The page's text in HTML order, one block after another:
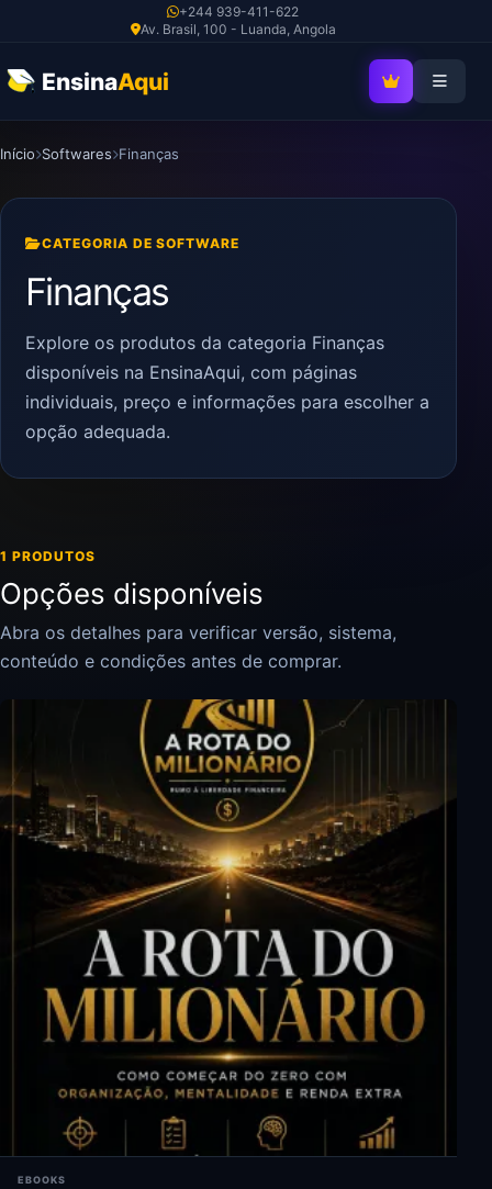
+244 939-411-622
Av. Brasil, 100 - Luanda, Angola
EnsinaAqui SEJA MEMBRO
o
conteúdo
Início Softwares Finanças
CATEGORIA DE SOFTWARE
Finanças
Explore os produtos da categoria Finanças
disponíveis na EnsinaAqui, com páginas
individuais, preço e informações para escolher a
opção adequada.
1 PRODUTOS
Opções disponíveis
Abra os detalhes para verificar versão, sistema,
conteúdo e condições antes de comprar.
EBOOKS